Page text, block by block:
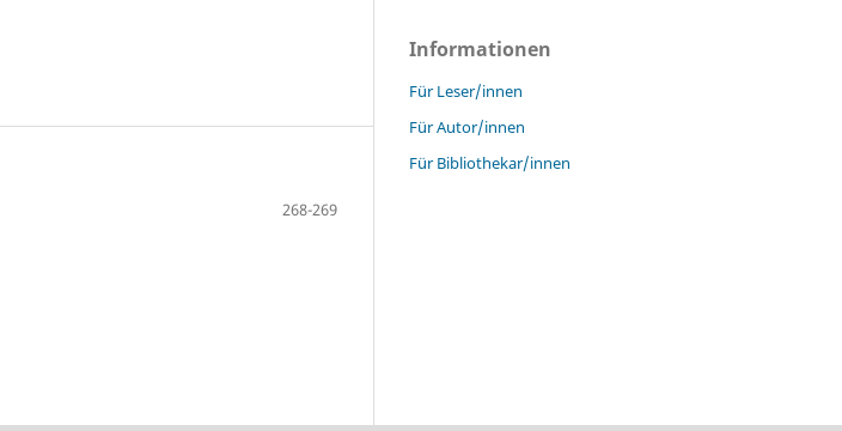
268-269
Informationen
Für Leser/innen
Für Autor/innen
Für Bibliothekar/innen